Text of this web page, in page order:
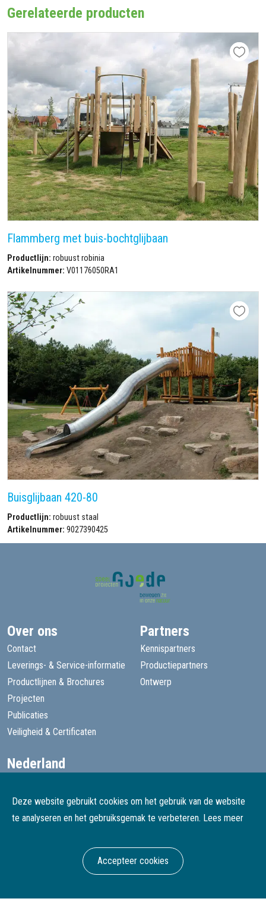
Gerelateerde producten
Flammberg met buis-bochtglijbaan
Productlijn: robuust robinia
Artikelnummer: V01176050RA1
Buisglijbaan 420-80
Productlijn: robuust staal
Artikelnummer: 9027390425
Deze website gebruikt cookies om het gebruik van de website
te analyseren en het gebruiksgemak te verbeteren. Lees meer
Accepteer cookies
Over ons
Contact
Leverings- & Service-informatie
Productlijnen & Brochures
Projecten
Publicaties
Veiligheid & Certificaten
Partners
Kennispartners
Productiepartners
Ontwerp
Nederland
België